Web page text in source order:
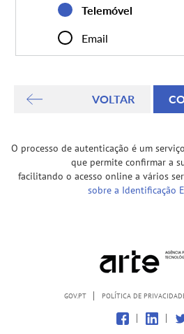
Telemóvel
Email
O processo de autenticação é um
que permite confirmar a
facilitando o acesso online a vários
sobre a Identificação
GOV.PT POLÍTICA DE